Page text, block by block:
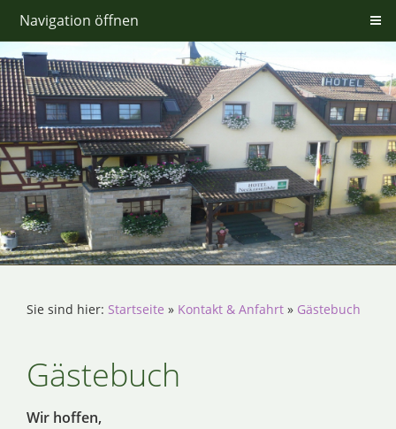
Navigation öffnen
Sie sind hier: Startseite » Kontakt & Anfahrt » Gästebuch
Gästebuch
Wir hoffen,